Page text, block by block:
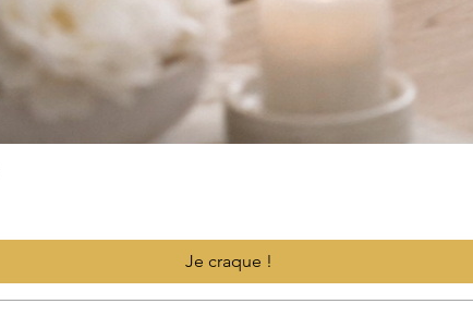
Je craque !